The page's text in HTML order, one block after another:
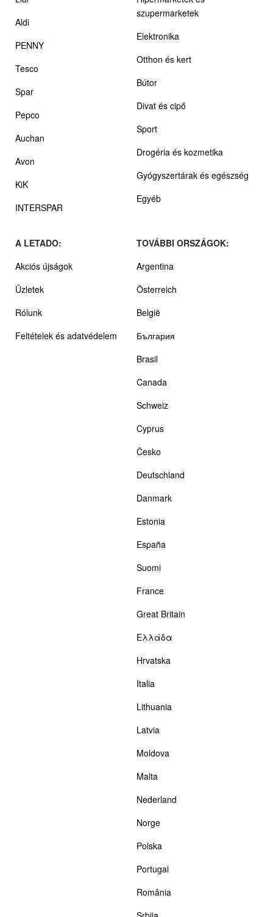
Aldi
PENNY
Tesco
Spar
Pepco
Auchan
Avon
KiK
INTERSPAR
szupermarketek
Elektronika
Otthon és kert
Bútor
Divat és cipő
Sport
Drogéria és kozmetika
Gyógyszertárak és egészség
Egyéb
A LETADO:
Akciós újságok
Üzletek
Rólunk
Feltételek és adatvédelem
TOVÁBBI ORSZÁGOK:
Argentina
Österreich
België
България
Brasil
Canada
Schweiz
Cyprus
Česko
Deutschland
Danmark
Estonia
España
Suomi
France
Great Britain
Ελλάδα
Hrvatska
Italia
Lithuania
Latvia
Moldova
Malta
Nederland
Norge
Polska
Portugal
România